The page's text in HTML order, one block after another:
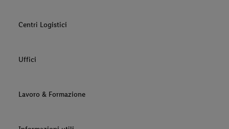
Centri Logistici
Uffici
Lavoro & Formazione